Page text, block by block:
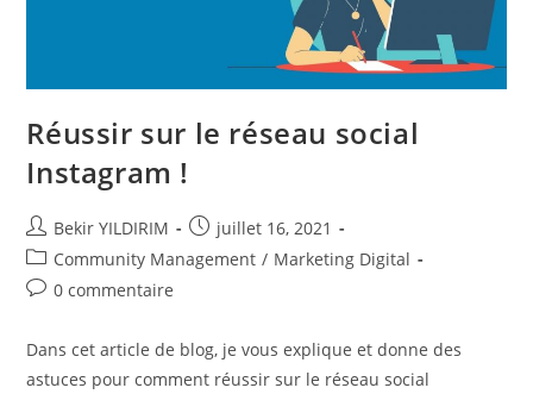
Réussir sur le réseau social
Instagram !
Auteur/autrice
de
la
publication :
Bekir YILDIRIM
Publication
publiée :
juillet 16, 2021
Post
category:
Community Management / Marketing Digital
Commentaires
publication :
0 commentaire
Dans cet article de blog, je vous explique et donne des
astuces pour comment réussir sur le réseau social